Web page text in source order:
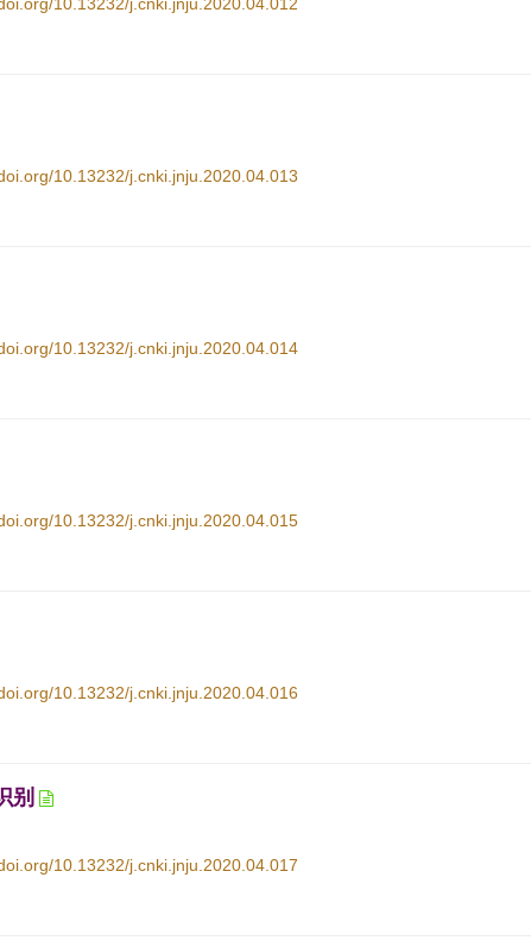
10.13232/j.cnki.jnju.2020.04.013
10.13232/j.cnki.jnju.2020.04.014
10.13232/j.cnki.jnju.2020.04.015
10.13232/j.cnki.jnju.2020.04.016
别
10.13232/j.cnki.jnju.2020.04.017